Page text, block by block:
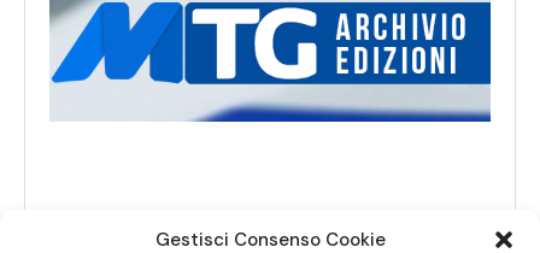
Gestisci Consenso Cookie